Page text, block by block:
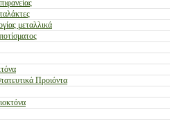
μεταλλικά
Προιόντα